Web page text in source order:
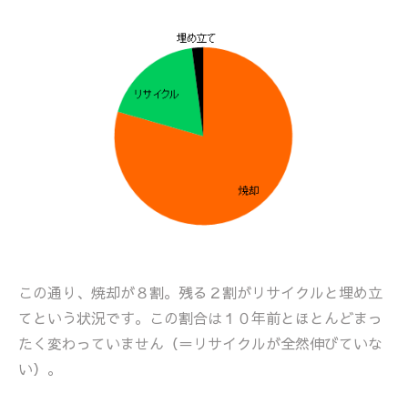
この通り、焼却が８割。残る２割がリサイクルと埋め立
てという状況です。この割合は１０年前とほとんどまっ
たく変わっていません（＝リサイクルが全然伸びていな
い）。